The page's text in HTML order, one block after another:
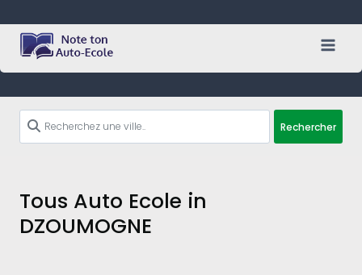
to
content
Rechercher
Tous Auto Ecole in
DZOUMOGNE